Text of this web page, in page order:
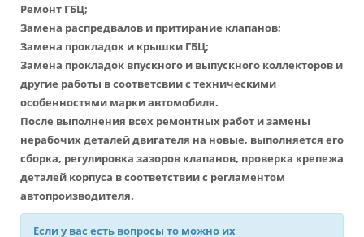
Ремонт ГБЦ;
Замена распредвалов и притирание клапанов;
Замена прокладок и крышки ГБЦ;
Замена прокладок впускного и выпускного коллекторов и
другие работы в соответсвии с техническими
особенностями марки автомобиля.
После выполнения всех ремонтных работ и замены
нерабочих деталей двигателя на новые, выполняется его
сборка, регулировка зазоров клапанов, проверка крепежа
деталей корпуса в соответствии с регламентом
автопроизводителя.
Если у вас есть вопросы то можно их